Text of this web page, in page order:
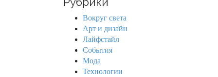
c
Вокруг света
Арт и дизайн
Лайфстайл
События
Мода
Технологии